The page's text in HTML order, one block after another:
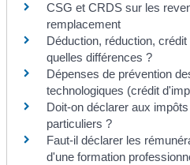
CSG et CRDS sur les
remplacement
Déduction, réduction,
quelles différences ?
Dépenses de prévention
technologiques (crédit
Doit-on déclarer aux
particuliers ?
Faut-il déclarer les
d'une formation